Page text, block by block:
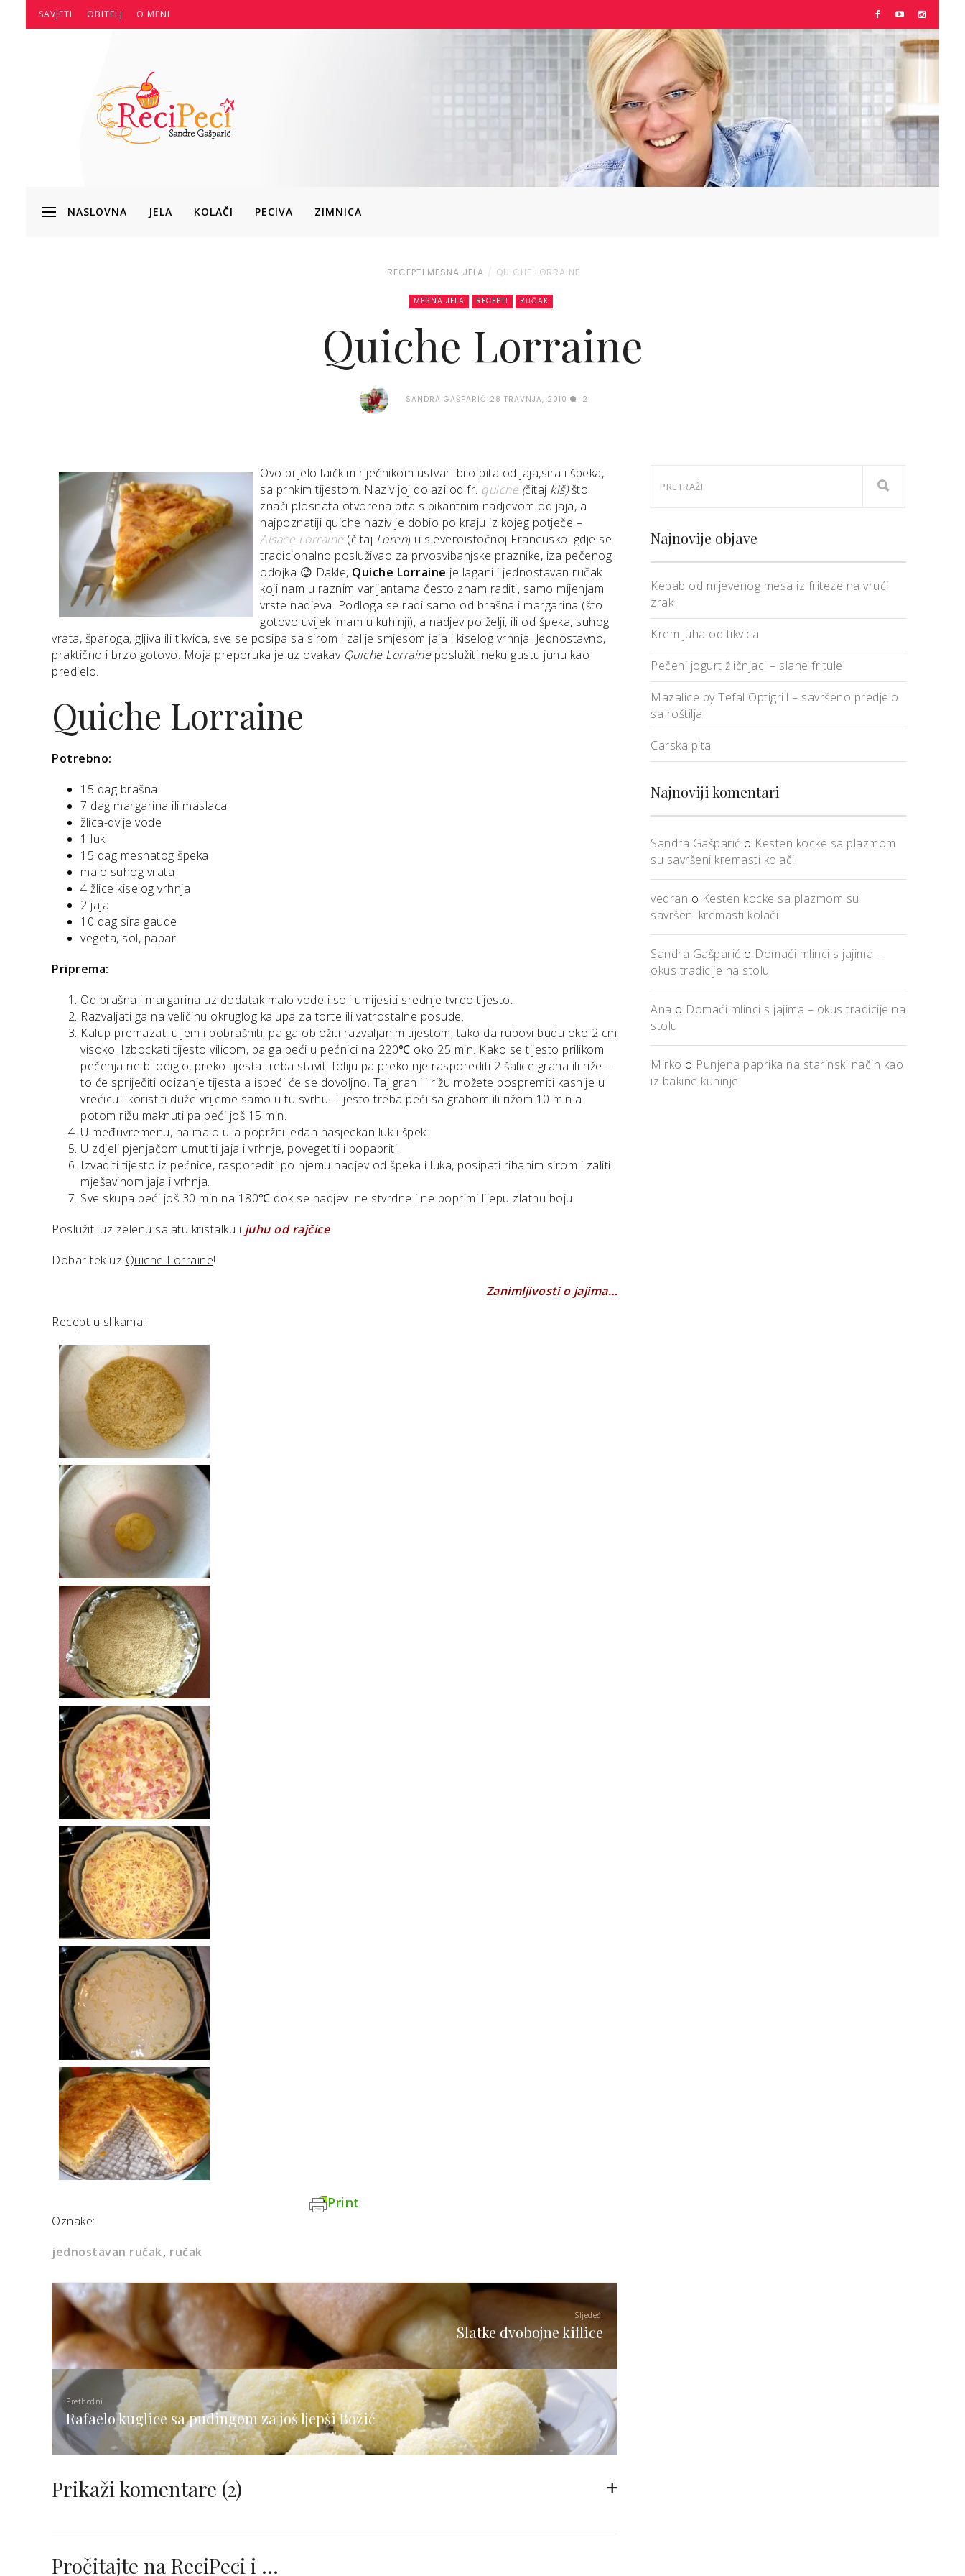
SAVJETI OBITELJ O MENI
NASLOVNA JELA KOLAČI PECIVA ZIMNICA
RECEPTI MESNA JELA QUICHE LORRAINE
MESNA JELA RECEPTI RUČAK
Quiche Lorraine
SANDRA GAŠPARIĆ 28 TRAVNJA, 2010 2
Ovo bi jelo laičkim riječnikom ustvari bilo pita od jaja,sira i špeka,
sa prhkim tijestom. Naziv joj dolazi od fr. quiche (čitaj kiš)što
znači plosnata otvorena pita s pikantnim nadjevom od jaja, a
najpoznatiji quiche naziv je dobio po kraju iz kojeg potječe –
Alsace Lorraine (čitaj Loren) u sjeveroistočnoj Francuskoj gdje se
tradicionalno posluživao za prvosvibanjske praznike, iza pečenog
odojka 😉 Dakle, Quiche Lorraine je lagani i jednostavan ručak
koji nam u raznim varijantama često znam raditi, samo mijenjam
vrste nadjeva. Podloga se radi samo od brašna i margarina (što
gotovo uvijek imam u kuhinji), a nadjev po želji, ili od špeka, suhog
vrata, šparoga, gljiva ili tikvica, sve se posipa sa sirom i zalije smjesom jaja i kiselog vrhnja. Jednostavno,
praktično i brzo gotovo. Moja preporuka je uz ovakav Quiche Lorraineposlužiti neku gustu juhu kao
predjelo.
Quiche Lorraine
Potrebno:
15 dag brašna
7 dag margarina ili maslaca
žlica-dvije vode
1 luk
15 dag mesnatog špeka
malo suhog vrata
4 žlice kiselog vrhnja
2 jaja
10 dag sira gaude
vegeta, sol, papar
Priprema:
Od brašna i margarina uz dodatak malo vode i soli umijesiti srednje tvrdo tijesto.
Razvaljati ga na veličinu okruglog kalupa za torte ili vatrostalne posude.
Kalup premazati uljem i pobrašniti, pa ga obložiti razvaljanim tijestom, tako da rubovi budu oko 2 cm
visoko. Izbockati tijesto vilicom, pa ga peći u pećnici na 220℃ oko 25 min. Kako se tijesto prilikom
pečenja ne bi odiglo, preko tijesta treba staviti foliju pa preko nje rasporediti 2 šalice graha ili riže –
to će spriječiti odizanje tijesta a ispeći će se dovoljno. Taj grah ili rižu možete pospremiti kasnije u
vrećicu i koristiti duže vrijeme samo u tu svrhu. Tijesto treba peći sa grahom ili rižom 10 min a
potom rižu maknuti pa peći još 15 min.
U međuvremenu, na malo ulja popržiti jedan nasjeckan luk i špek.
U zdjeli pjenjačom umutiti jaja i vrhnje, povegetiti i popapriti.
Izvaditi tijesto iz pećnice, rasporediti po njemu nadjev od špeka i luka, posipati ribanim sirom i zaliti
mješavinom jaja i vrhnja.
Sve skupa peći još 30 min na 180℃ dok se nadjev ne stvrdne i ne poprimi lijepu zlatnu boju.
Poslužiti uz zelenu salatu kristalku i juhu od rajčice.
Dobar tek uz Quiche Lorraine!
Zanimljivosti o jajima…
Recept u slikama:
Print
Oznake:
jednostavan ručak ručak
Sljedeći
Slatke dvobojne kiflice
Prethodni
Rafaelo kuglice sa pudingom za još ljepši Božić
Prikaži komentare (2)
Najnovije objave
Kebab od mljevenog mesa iz friteze na vrući
zrak
Krem juha od tikvica
Pečeni jogurt žličnjaci – slane fritule
Mazalice by Tefal Optigrill – savršeno predjelo
sa roštilja
Carska pita
Najnoviji komentari
Sandra Gašparić o Kesten kocke sa plazmom
su savršeni kremasti kolači
vedran o Kesten kocke sa plazmom su
savršeni kremasti kolači
Sandra Gašparić o Domaći mlinci s jajima –
okus tradicije na stolu
Ana o Domaći mlinci s jajima – okus tradicije na
stolu
Mirko o Punjena paprika na starinski način kao
iz bakine kuhinje
Pročitajte na ReciPeci i …